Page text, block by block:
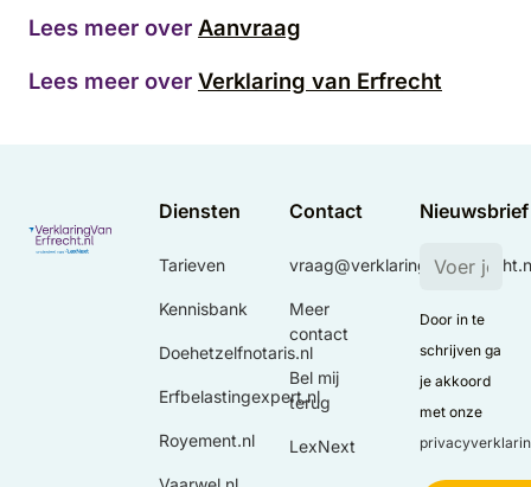
Lees meer over Aanvraag
Lees meer over Verklaring van Erfrecht
Diensten
Tarieven
Kennisbank
Doehetzelfnotaris.nl
Erfbelastingexpert.nl
Royement.nl
Contact
Meer
contact
Bel mij
terug
LexNext
Nieuwsbrief
Door in te
schrijven ga
je akkoord
met onze